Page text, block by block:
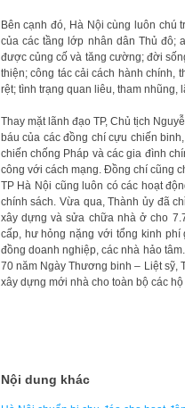
Bên cạnh đó, Hà Nội cùng luôn chú
của các tầng lớp nhân dân Thủ đô;
được củng cố và tăng cường; đời
thiện; công tác cải cách hành chính,
rệt; tình trạng quan liêu, tham
Thay mặt lãnh đạo TP, Chủ tịch
báu của các đồng chí cựu chiến
chiến chống Pháp và các gia đình
công với cách mạng. Đồng chí cũng
TP Hà Nội cũng luôn có các hoạt
chính sách. Vừa qua, Thành ủy đã
xây dựng và sửa chữa nhà ở cho
cấp, hư hỏng nặng với tổng kinh
đồng doanh nghiệp, các nhà hảo
70 năm Ngày Thương binh – Liệt sỹ,
xây dựng mới nhà cho toàn bộ các
Nội dung khác